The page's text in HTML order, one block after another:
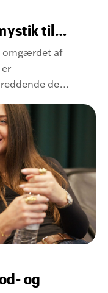
til
omgærdet af
del
og